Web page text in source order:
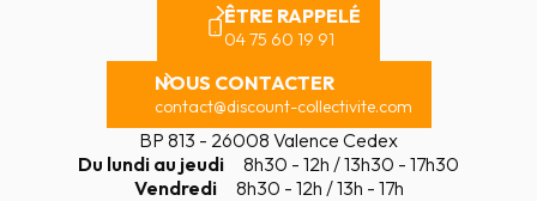
ÊTRE RAPPELÉ
04 75 60 19 91
NOUS CONTACTER
contact@discount-collectivite.com
BP 813 - 26008 Valence Cedex
Du lundi au jeudi
8h30 - 12h / 13h30 - 17h30
Vendredi
8h30 - 12h / 13h - 17h